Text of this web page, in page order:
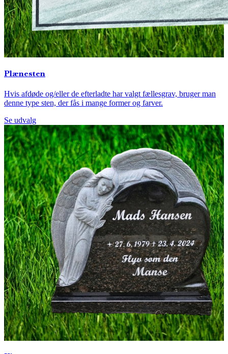
Plænesten
Hvis afdøde og/eller de efterladte har valgt fællesgrav, bruger man
denne type sten, der fås i mange former og farver.
Se udvalg